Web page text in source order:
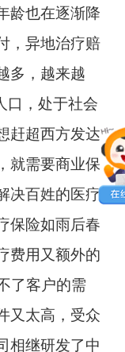
龄也在逐渐降
，异地治疗赔
多，越来越
口，处于社会
赶超西方发达
就需要商业保
决百姓的医疗
保险如雨后春
费用又额外的
了客户的需
又太高，受众
相继研发了中